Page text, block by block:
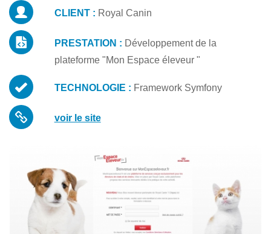
CLIENT : Royal Canin
PRESTATION : Développement de la
plateforme "Mon Espace éleveur "
TECHNOLOGIE : Framework Symfony
voir le site